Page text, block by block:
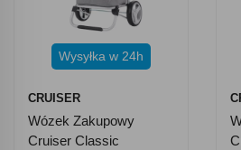
Wysyłka w 24h
CRUISER
Wózek Zakupowy
Cruiser Classic